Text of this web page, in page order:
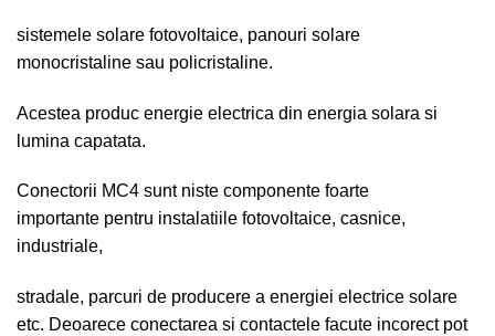
sistemele solare fotovoltaice, panouri solare
monocristaline sau policristaline.
Acestea produc energie electrica din energia solara si
lumina capatata.
Conectorii MC4 sunt niste componente foarte
importante pentru instalatiile fotovoltaice, casnice,
industriale,
stradale, parcuri de producere a energiei electrice solare
etc. Deoarece conectarea si contactele facute incorect pot